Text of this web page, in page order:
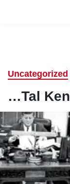
Uncategorized
…Tal